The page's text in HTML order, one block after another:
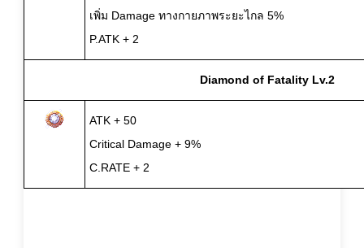
เพิ่ม Damage ทางกายภาพระยะไกล 5%
P.ATK + 2
Diamond of Fatality Lv.2
ATK + 50
Critical Damage + 9%
C.RATE + 2